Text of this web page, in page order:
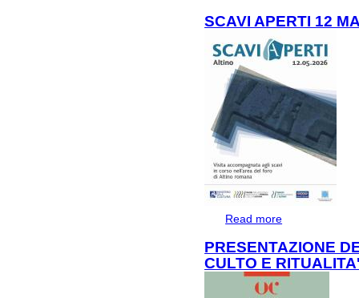
SCAVI APERTI 12
Read more
PRESENTAZIONE
CULTO E